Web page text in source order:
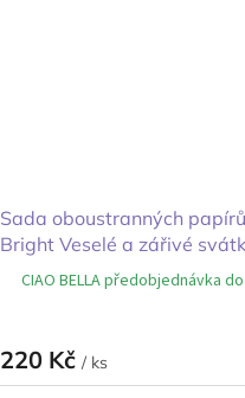
Sada oboustranných
Bright Veselé a zářivé
CIAO BELLA předobjednávka
220 Kč / ks